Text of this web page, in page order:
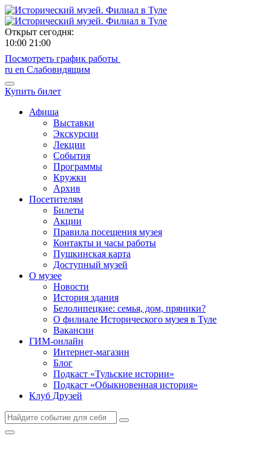
Открыт сегодня:
10:00 21:00
Посмотреть график работы
ru en Слабовидящим
Купить билет
Афиша
Выставки
Экскурсии
Лекции
События
Программы
Кружки
Архив
Посетителям
Билеты
Акции
Правила посещения музея
Контакты и часы работы
Пушкинская карта
Доступный музей
О музее
Новости
История здания
Белолипецкие: семья, дом, пряники?
О филиале Исторического музея в Туле
Вакансии
ГИМ-онлайн
Интернет-магазин
Блог
Подкаст «Тульские истории»
Подкаст «Обыкновенная история»
Клуб Друзей